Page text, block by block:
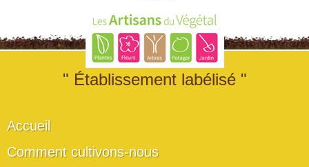
" Établissement labélisé "
Accueil
Comment cultivons-nous